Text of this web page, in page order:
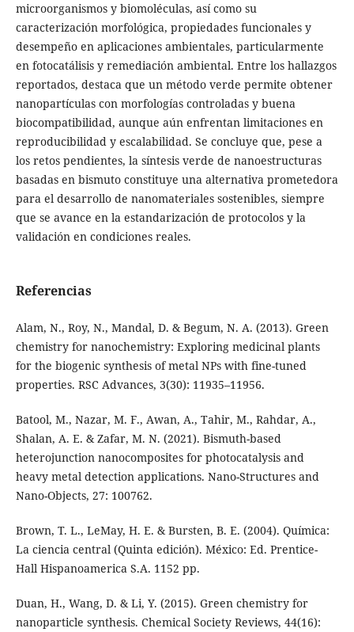
microorganismos y biomoléculas, así como su
caracterización morfológica, propiedades funcionales y
desempeño en aplicaciones ambientales, particularmente
en fotocatálisis y remediación ambiental. Entre los hallazgos
reportados, destaca que un método verde permite obtener
nanopartículas con morfologías controladas y buena
biocompatibilidad, aunque aún enfrentan limitaciones en
reproducibilidad y escalabilidad. Se concluye que, pese a
los retos pendientes, la síntesis verde de nanoestructuras
basadas en bismuto constituye una alternativa prometedora
para el desarrollo de nanomateriales sostenibles, siempre
que se avance en la estandarización de protocolos y la
validación en condiciones reales.
Referencias
Alam, N., Roy, N., Mandal, D. & Begum, N. A. (2013). Green
chemistry for nanochemistry: Exploring medicinal plants
for the biogenic synthesis of metal NPs with fine-tuned
properties. RSC Advances, 3(30): 11935–11956.
Batool, M., Nazar, M. F., Awan, A., Tahir, M., Rahdar, A.,
Shalan, A. E. & Zafar, M. N. (2021). Bismuth-based
heterojunction nanocomposites for photocatalysis and
heavy metal detection applications. Nano-Structures and
Nano-Objects, 27: 100762.
Brown, T. L., LeMay, H. E. & Bursten, B. E. (2004). Química:
La ciencia central (Quinta edición). México: Ed. Prentice-
Hall Hispanoamerica S.A. 1152 pp.
Duan, H., Wang, D. & Li, Y. (2015). Green chemistry for
nanoparticle synthesis. Chemical Society Reviews, 44(16):